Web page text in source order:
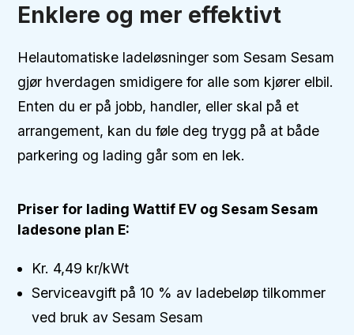
Enklere og mer effektivt
Helautomatiske ladeløsninger som Sesam Sesam
gjør hverdagen smidigere for alle som kjører elbil.
Enten du er på jobb, handler, eller skal på et
arrangement, kan du føle deg trygg på at både
parkering og lading går som en lek.
Priser for lading Wattif EV og Sesam Sesam
ladesone plan E:
Kr. 4,49 kr/kWt
Serviceavgift på 10 % av ladebeløp tilkommer
ved bruk av Sesam Sesam